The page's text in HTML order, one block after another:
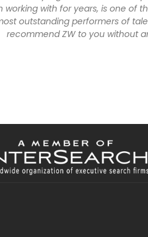
working with for years, is one of
outstanding performers of
recommend ZW to you without